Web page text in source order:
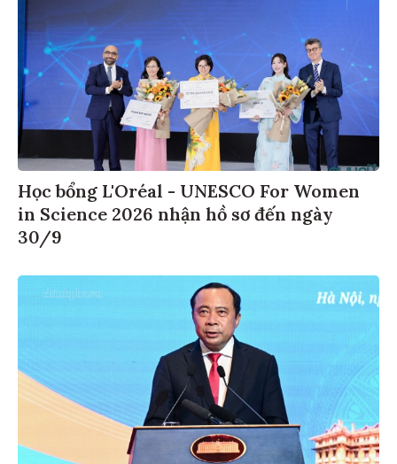
Học bổng L'Oréal - UNESCO For Women
in Science 2026 nhận hồ sơ đến ngày
30/9